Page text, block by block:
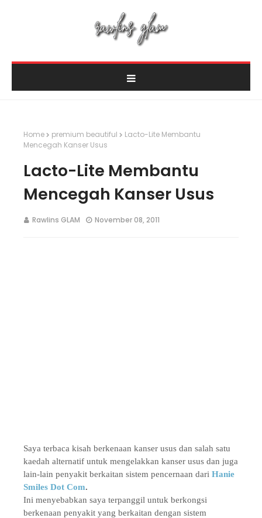
Home premium beautiful
Lacto-Lite Membantu
Mencegah Kanser Usus
Lacto-Lite Membantu
Mencegah Kanser Usus
Rawlins GLAM November 08, 2011
Saya terbaca kisah berkenaan kanser usus dan salah satu
kaedah alternatif untuk mengelakkan kanser usus dan juga
lain-lain penyakit berkaitan sistem pencernaan dari Hanie
Smiles Dot Com.
Ini menyebabkan saya terpanggil untuk berkongsi
berkenaan penyakit yang berkaitan dengan sistem